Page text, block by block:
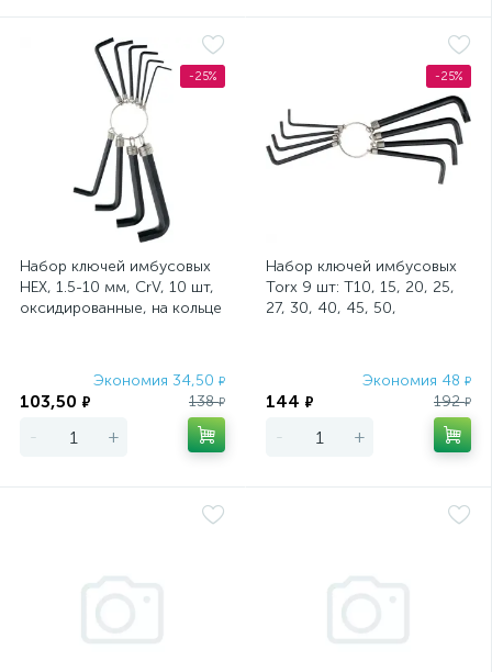
-25%
Набор ключей имбусовых
HEX, 1.5-10 мм, CrV, 10 шт,
оксидированные, на кольце
Экономия 34,50 ₽
103,50 ₽ 138₽
- +
-25%
Набор ключей имбусовых
Torx 9 шт: T10, 15, 20, 25,
27, 30, 40, 45, 50,
Экономия 48 ₽
144 ₽ 192₽
- +